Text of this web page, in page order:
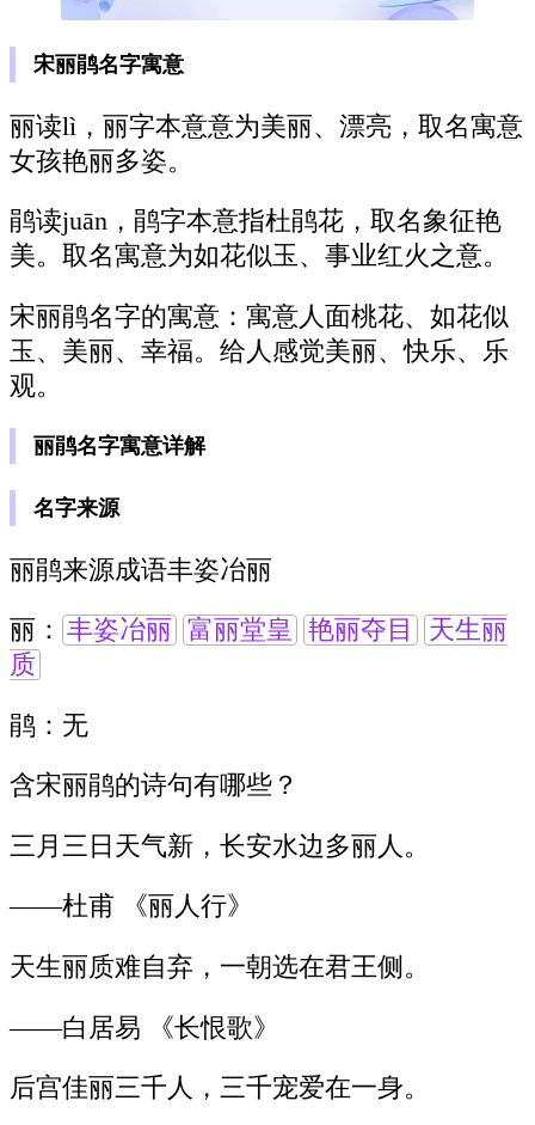
宋丽鹃名字寓意
丽读lì，丽字本意意为美丽、漂亮，取名寓意
女孩艳丽多姿。
鹃读juān，鹃字本意指杜鹃花，取名象征艳
美。取名寓意为如花似玉、事业红火之意。
宋丽鹃名字的寓意：寓意人面桃花、如花似
玉、美丽、幸福。给人感觉美丽、快乐、乐
观。
丽鹃名字寓意详解
名字来源
丽鹃来源成语丰姿冶丽
丽： 丰姿冶丽 富丽堂皇 艳丽夺目
天生丽
质
鹃：无
含宋丽鹃的诗句有哪些？
三月三日天气新，长安水边多丽人。
——杜甫 《丽人行》
天生丽质难自弃，一朝选在君王侧。
——白居易 《长恨歌》
后宫佳丽三千人，三千宠爱在一身。